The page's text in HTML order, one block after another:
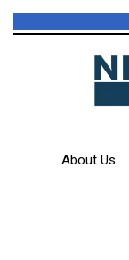
About Us